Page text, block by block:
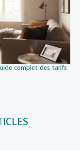
complet des tarifs